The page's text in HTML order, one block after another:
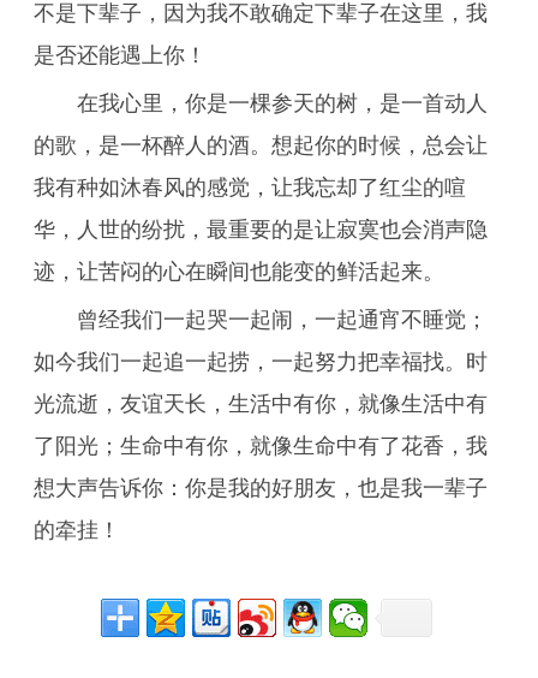
不是下辈子，因为我不敢确定下辈子在这里，我
是否还能遇上你！
在我心里，你是一棵参天的树，是一首动人
的歌，是一杯醉人的酒。想起你的时候，总会让
我有种如沐春风的感觉，让我忘却了红尘的喧
华，人世的纷扰，最重要的是让寂寞也会消声隐
迹，让苦闷的心在瞬间也能变的鲜活起来。
曾经我们一起哭一起闹，一起通宵不睡觉；
如今我们一起追一起捞，一起努力把幸福找。时
光流逝，友谊天长，生活中有你，就像生活中有
了阳光；生命中有你，就像生命中有了花香，我
想大声告诉你：你是我的好朋友，也是我一辈子
的牵挂！